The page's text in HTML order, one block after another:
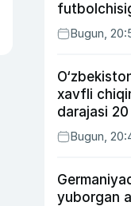
Bugun,
xavfli
darajasi
Bugun,
yuborgan